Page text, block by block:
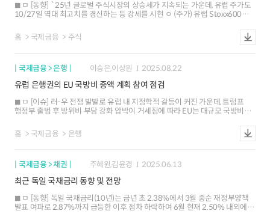
ㅁ [동향] `25년 글로벌 주식시장의 상승세가 지속되는 가운데, 유럽 주가도
10/27일 역대 최고치를 경신하는 등 강세를 시현 ㅇ (주가) 유럽 Stoxx600
(+18.2%) 등 여타 주요국에 비해서는 작은 편 국가별: 스페인(+38.3%), 그리스
(+37.0%), 이탈리아(+26.5%) 등 주변국 주가상승률이 독일(+20.3%), 영국
전망 등을 반영하여 금융주(은행 +49.2%, 보험 +17.4%), 산업재(+21.6%)를
`15년 이후 장기평균 14.5배)하고 있으나 주요국 대비 아직 낮은 편(미국
22.6배, 일본 16.4배, 중국 14.1배) ㅁ [주요 이슈] 유럽 국가들의 재정지출이
경기 개선으로 이어질 것이라는 기대가 주가 상승의 주된 요인. 다만, 지출
속도가 예상보다 느릴 수 있다는 우려가 제기되고 있고, 주요국 무역정책,
국방비 확대, 독일의 대규모 재정 부양책 등에 따른 경기 개선 기대가 연초부터
지속. 다만, 독일을 제외한 유럽 주요국은 공공부채 우려로 정부지출을 빠르게
미치지 못할 수 있다는 우려가 제기 ㅇ (무역정책) 미국-유럽 간 직접적인 관세
리스크는 완화되었으나, 미국-중국 무역갈등 과정에서 수출통제, 유럽의 對中
수입비중 확대 등이 유럽 기업의 피해로 이어질 수 있다는 우려가 증시 하락
리스크로 작용할 소지 ㅇ (정치적 불확실성) 프랑스는 `24년 6월 조기총선 이후
정부가 세 차례 붕괴하는 등 극심한 정치적 갈등이 지속. 독일은 연정을
구성하는 정당 간 이견으로 정책 집행에 어려움을 겪을 수 있으며, 특히
홈 국제금융 주식
국제금융 > 은행 이승은,이상원 2025.08.22
유럽 은행권의 EU 국방비 증액 계획 참여 점검
ㅁ [이슈] 러-우 전쟁 발발로 유럽 내 지정학적 갈등이 커진 가운데, 트럼프
행정부 출범 후 방위비 부담 강화 압박이 거세짐에 따라 EU는 대규모 국방비
유럽 은행들은 방위금융 관련 대내외적 정책 환경 변화 속 ▲대출 및 투자 확대
▲은행간 협력 강화 등을 통한 참여에 관심을 표명 ㅁ [전망] 유럽 은행들은
홈 국제금융 은행
국제금융 > 채권 주혜원,김윤경 2025.06.13
최근 독일 국채금리 동향 및 전망
ㅁ [동향] 독일 국채금리(10년)는 금년 초 2.38%에서 3월 중순 재정부양책
발표 여파로 2.87%까지 급등한 이후 점차 하락하여 6월 현재 2.50% 내외에서